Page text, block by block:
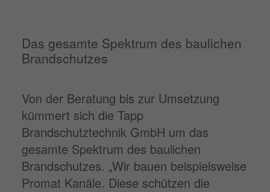
Das gesamte Spektrum des baulichen
Brandschutzes
Von der Beratung bis zur Umsetzung
kümmert sich die Tapp
Brandschutztechnik GmbH um das
gesamte Spektrum des baulichen
Brandschutzes. „Wir bauen beispielsweise
Promat Kanäle. Diese schützen die